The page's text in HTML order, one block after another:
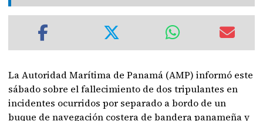
La Autoridad Marítima de Panamá (AMP) informó este
sábado sobre el fallecimiento de dos tripulantes en
incidentes ocurridos por separado a bordo de un
buque de navegación costera de bandera panameña y